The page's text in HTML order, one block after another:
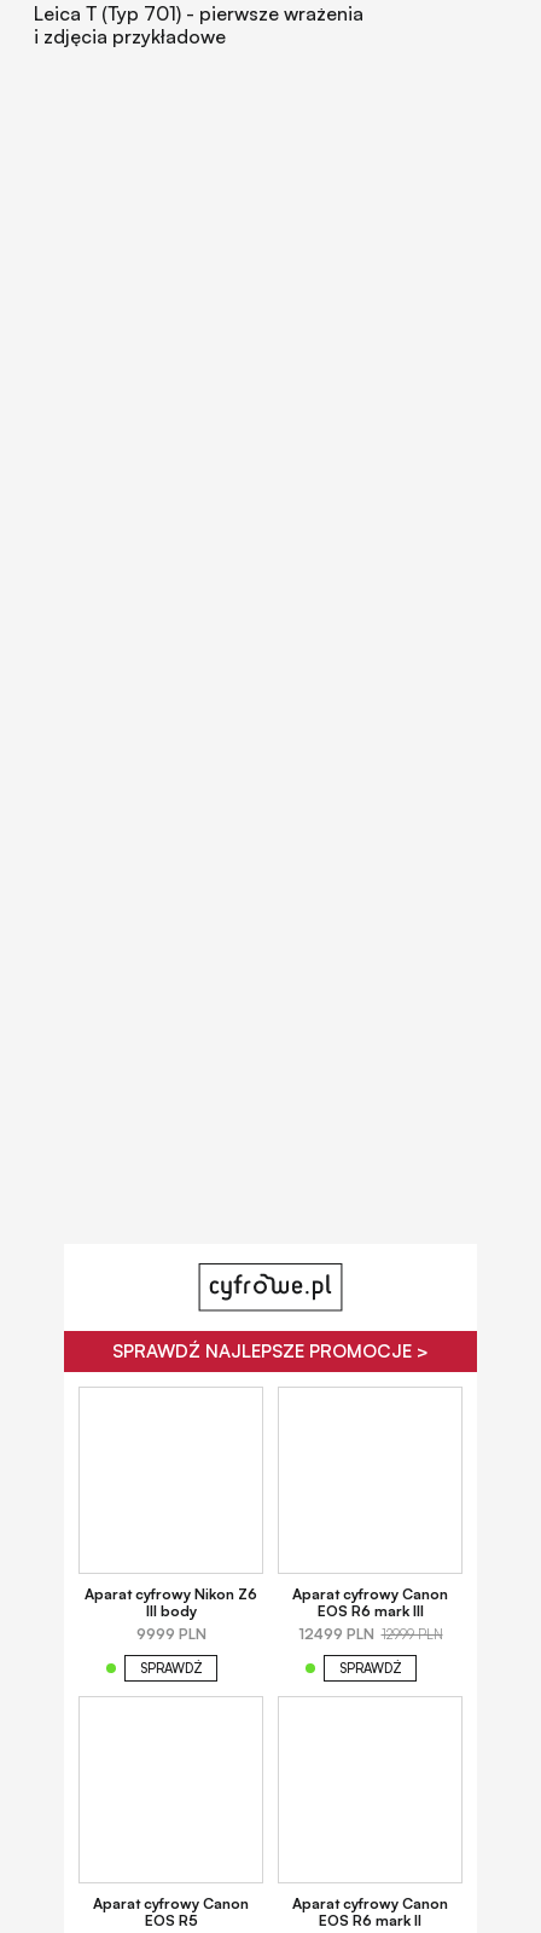
Leica T (Typ 701) - pierwsze wrażenia
i zdjęcia przykładowe
SPRAWDŹ NAJLEPSZE PROMOCJE >
Aparat cyfrowy Nikon Z6
III body
9999 PLN
SPRAWDŹ
Aparat cyfrowy Canon
EOS R6 mark III
12499 PLN 12999 PLN
SPRAWDŹ
Aparat cyfrowy Canon
EOS R5
Aparat cyfrowy Canon
EOS R6 mark II